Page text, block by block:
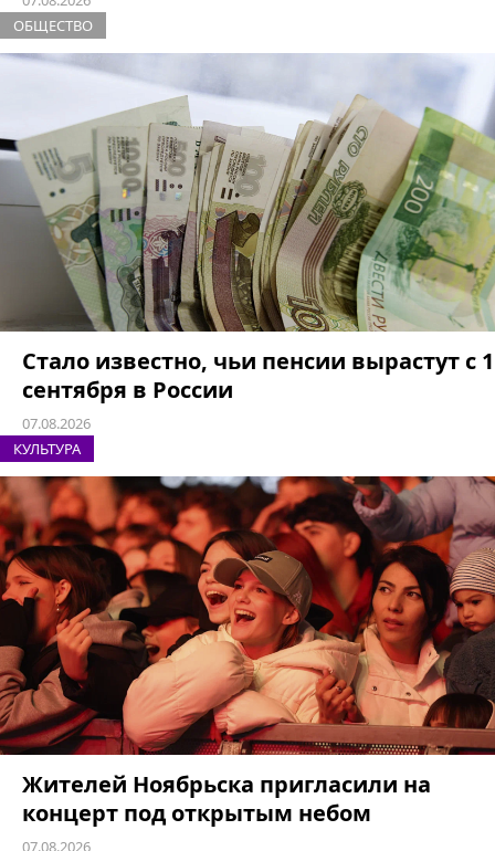
ОБЩЕСТВО
Стало известно, чьи пенсии вырастут с 1
сентября в России
07.08.2026
КУЛЬТУРА
Жителей Ноябрьска пригласили на
концерт под открытым небом
07.08.2026